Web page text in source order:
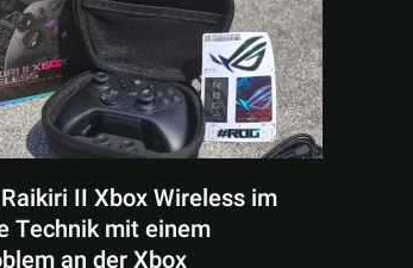
Raikiri II Xbox Wireless im
Technik mit einem
an der Xbox